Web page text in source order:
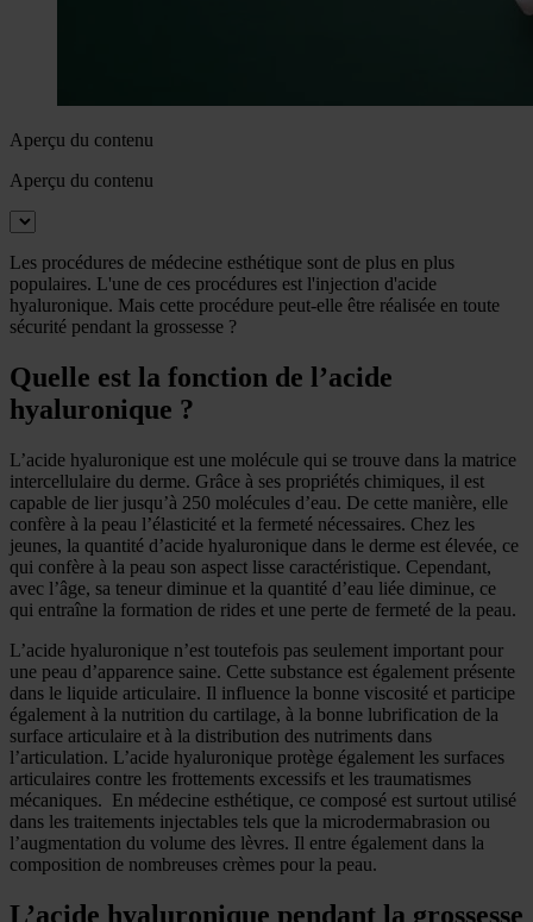
Aperçu du contenu
Aperçu du contenu
Les procédures de médecine esthétique sont de plus en plus
populaires. L'une de ces procédures est l'injection d'acide
hyaluronique. Mais cette procédure peut-elle être réalisée en toute
sécurité pendant la grossesse ?
Quelle est la fonction de l’acide
hyaluronique ?
L’acide hyaluronique est une molécule qui se trouve dans la matrice
intercellulaire du derme. Grâce à ses propriétés chimiques, il est
capable de lier jusqu’à 250 molécules d’eau. De cette manière, elle
confère à la peau l’élasticité et la fermeté nécessaires. Chez les
jeunes, la quantité d’acide hyaluronique dans le derme est élevée, ce
qui confère à la peau son aspect lisse caractéristique. Cependant,
avec l’âge, sa teneur diminue et la quantité d’eau liée diminue, ce
qui entraîne la formation de rides et une perte de fermeté de la peau.
L’acide hyaluronique n’est toutefois pas seulement important pour
une peau d’apparence saine. Cette substance est également présente
dans le liquide articulaire. Il influence la bonne viscosité et participe
également à la nutrition du cartilage, à la bonne lubrification de la
surface articulaire et à la distribution des nutriments dans
l’articulation. L’acide hyaluronique protège également les surfaces
articulaires contre les frottements excessifs et les traumatismes
mécaniques. En médecine esthétique, ce composé est surtout utilisé
dans les traitements injectables tels que la microdermabrasion ou
l’augmentation du volume des lèvres. Il entre également dans la
composition de nombreuses crèmes pour la peau.
L’acide hyaluronique pendant la grossesse